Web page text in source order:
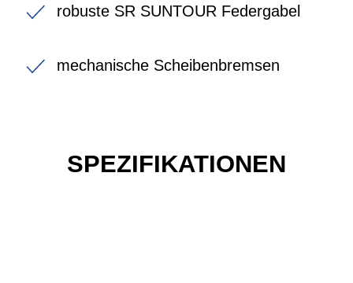
robuste SR SUNTOUR Federgabel
mechanische Scheibenbremsen
SPEZIFIKATIONEN